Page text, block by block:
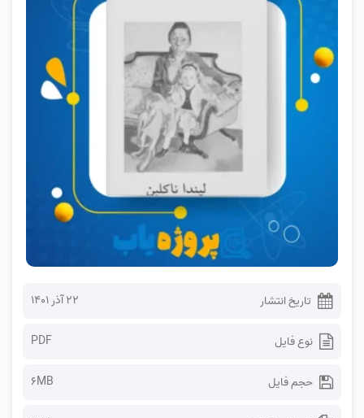
تاریخ انتشار ۲۲ آذر ۱۴۰۱
نوع فایل PDF
حجم فایل 6MB